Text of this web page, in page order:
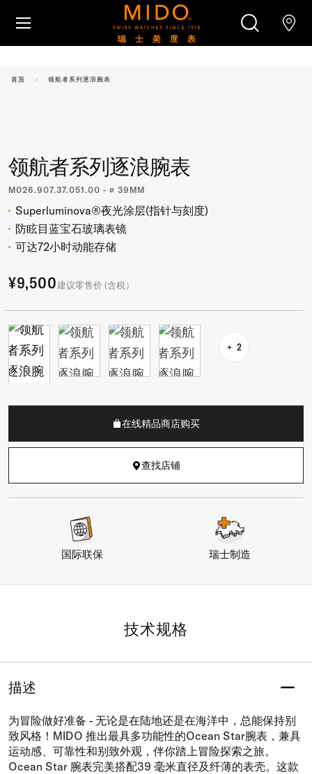
腕表
客户服务
首頁 领航者系列逐浪腕表
领航者系列逐浪腕表
M026.907.37.051.00 - ∅ 39MM
Superluminova®夜光涂层(指针与刻度)
防眩目蓝宝石玻璃表镜
可达72小时动能存储
¥9,500建议零售价 (含税）
2
在线精品商店购买
查找店铺
国际联保 瑞士制造
技术规格
描述
为冒险做好准备 - 无论是在陆地还是在海洋中，总能保持别
致风格！MIDO 推出最具多功能性的Ocean Star腕表，兼具
运动感、可靠性和别致外观，伴你踏上冒险探索之旅。
Ocean Star 腕表完美搭配39 毫米直径及纤薄的表壳。这款